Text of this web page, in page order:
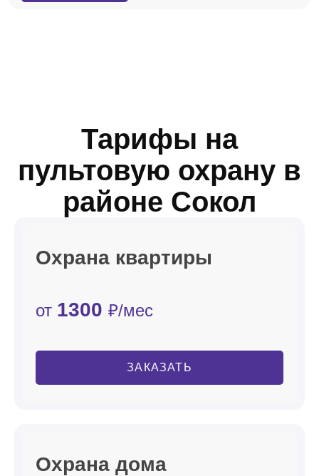
Тарифы на
пультовую охрану в
районе Сокол
Охрана квартиры
от 1300 ₽/мес
ЗАКАЗАТЬ
Охрана дома